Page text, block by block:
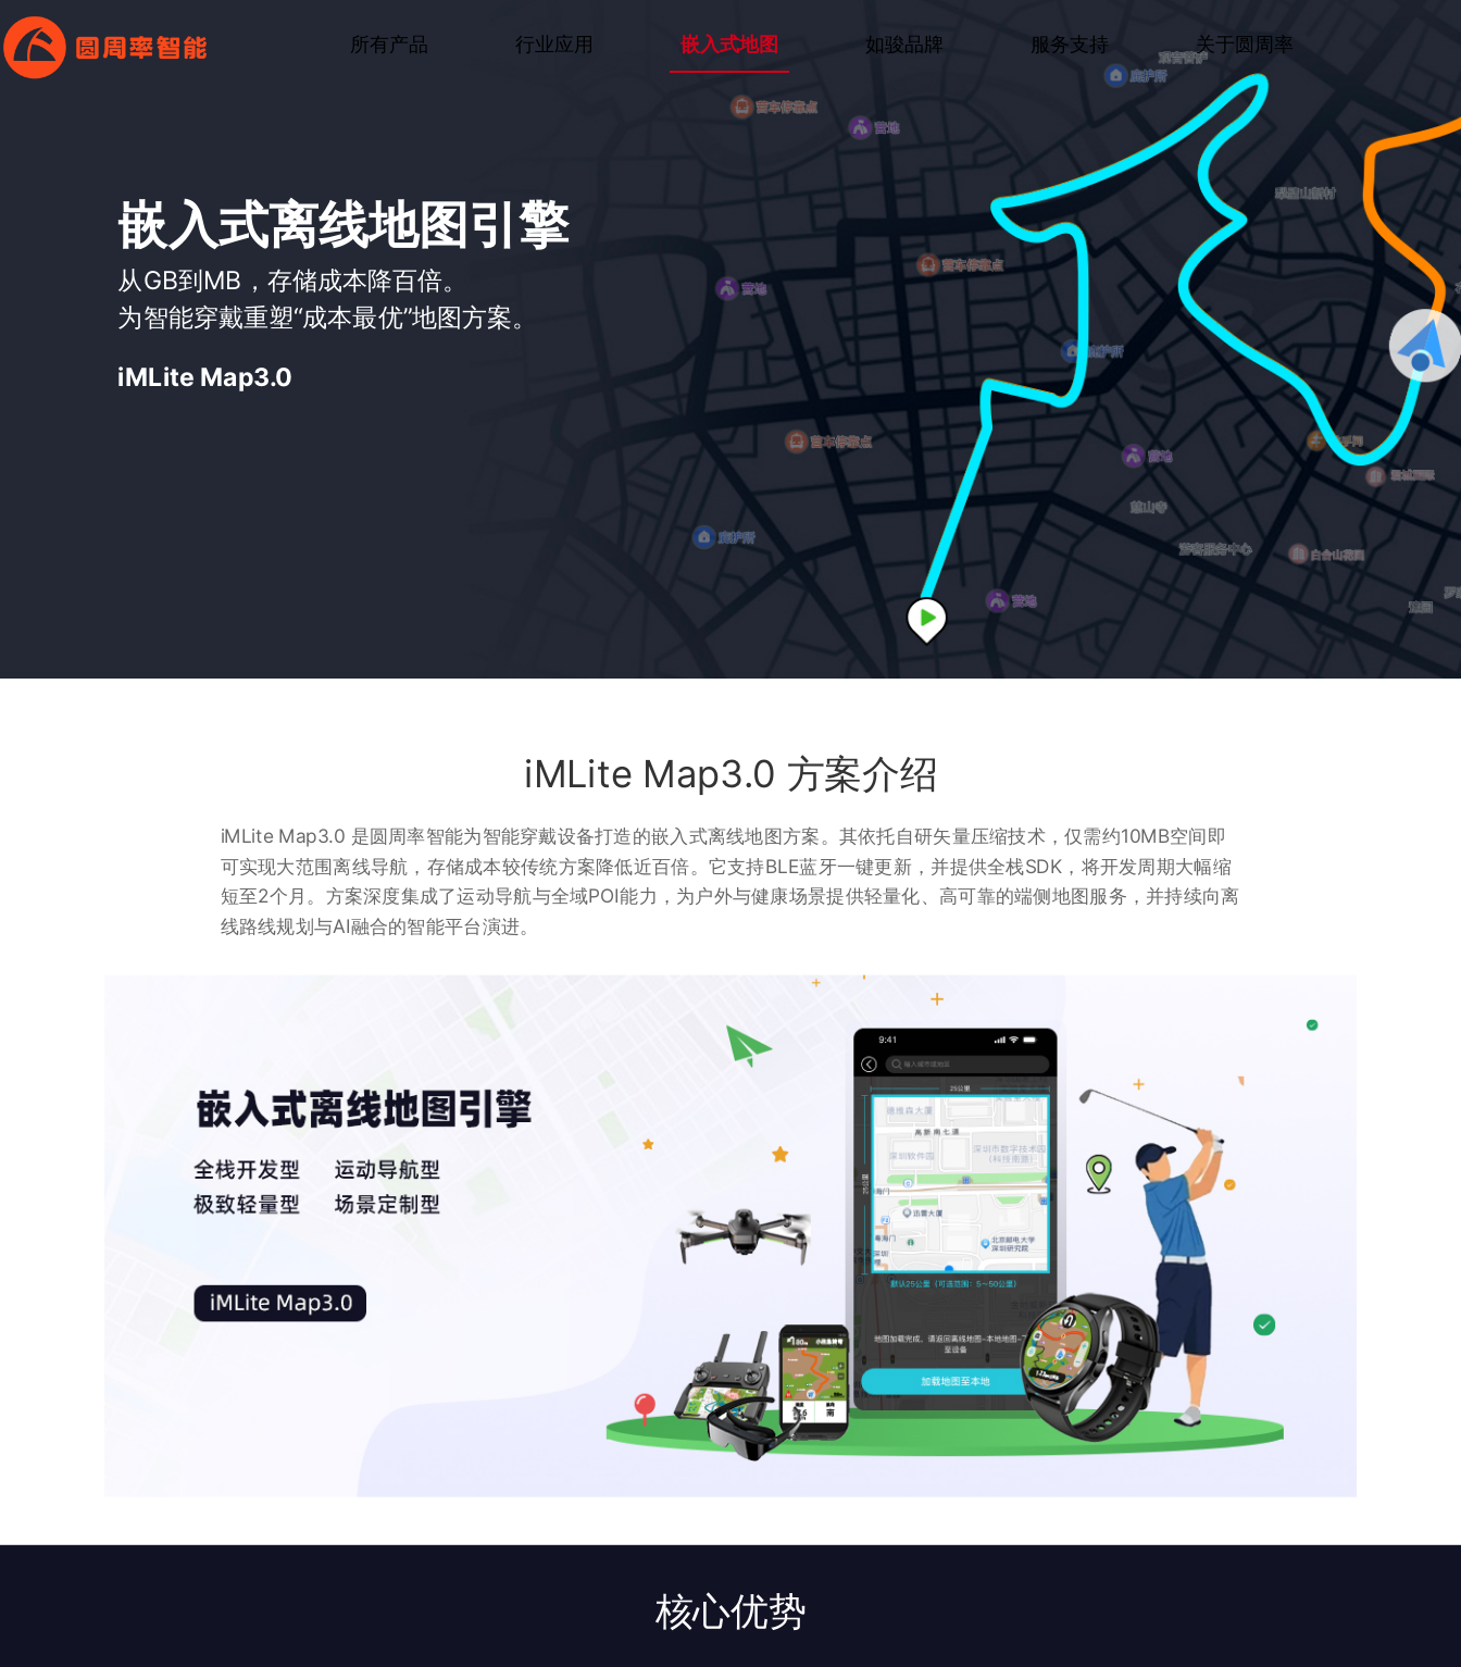
所有产品 行业应用 嵌入式地图 如骏品牌 服务支持 关于圆周率
嵌入式离线地图引擎
从GB到MB，存储成本降百倍。
为智能穿戴重塑“成本最优”地图方案。
iMLite Map3.0
iMLite Map3.0 方案介绍
iMLite Map3.0 是圆周率智能为智能穿戴设备打造的嵌入式离线地图方案。其依托自研矢量压缩技术，仅需约10MB空间即
可实现大范围离线导航，存储成本较传统方案降低近百倍。它支持BLE蓝牙一键更新，并提供全栈SDK，将开发周期大幅缩
短至2个月。方案深度集成了运动导航与全域POI能力，为户外与健康场景提供轻量化、高可靠的端侧地图服务，并持续向离
线路线规划与AI融合的智能平台演进。
核心优势